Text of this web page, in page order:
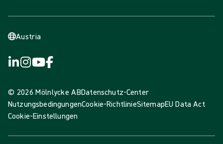
Austria
© 2026 Mölnlycke ABDatenschutz-Center
NutzungsbedingungenCookie-RichtlinieSitemapEU Data Act
Cookie-Einstellungen